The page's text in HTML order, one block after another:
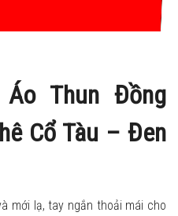
Thun Đồng
Cổ Tàu – Đen
mới lạ, tay ngắn thoải mái cho